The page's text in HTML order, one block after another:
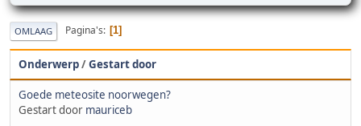
OMLAAG Pagina's 1
Onderwerp/Gestart door
Goede meteosite noorwegen?
Gestart door mauriceb